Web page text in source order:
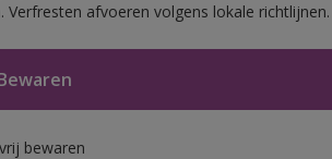
Verfresten afvoeren volgens lokale richtlijnen.
bewaren